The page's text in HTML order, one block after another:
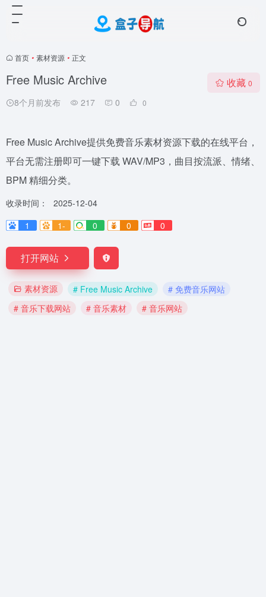
首页 • 素材资源 • 正文
Free Music Archive
8个月前发布 217 0 0
收藏 0
Free Music Archive提供免费音乐素材资源下载的在线平台，
平台无需注册即可一键下载 WAV/MP3，曲目按流派、情绪、
BPM 精细分类。
收录时间：
2025-12-04
1
1- 0 0 0
打开网站
素材资源 # Free Music Archive
# 免费音乐网站
# 音乐下载网站
# 音乐素材 # 音乐网站